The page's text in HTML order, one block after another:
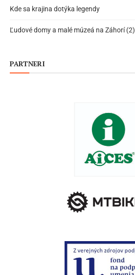
Kde sa krajina dotýka legendy
Ľudové domy a malé múzeá na Záhorí (2)
PARTNERI